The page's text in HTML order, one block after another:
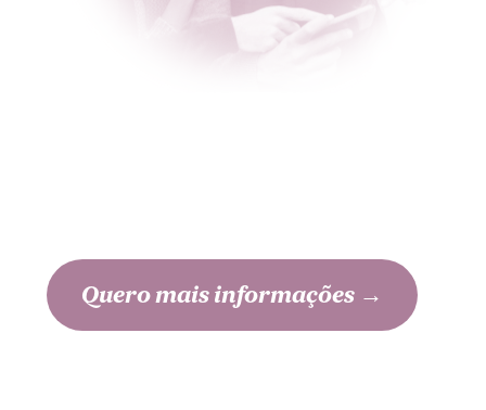
Quero mais informações →